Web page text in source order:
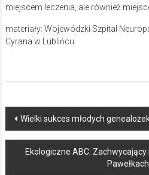
miejscem leczenia, ale również
materiały: Wojewódzki Szpital
Cyrana w Lublińcu
Post
navigation
Wielki sukces młodych
Ekologiczne ABC.